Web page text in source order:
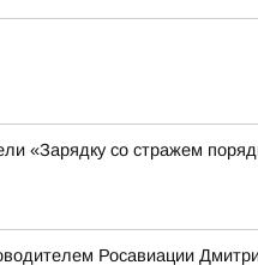
«Зарядку со стражем
Росавиации